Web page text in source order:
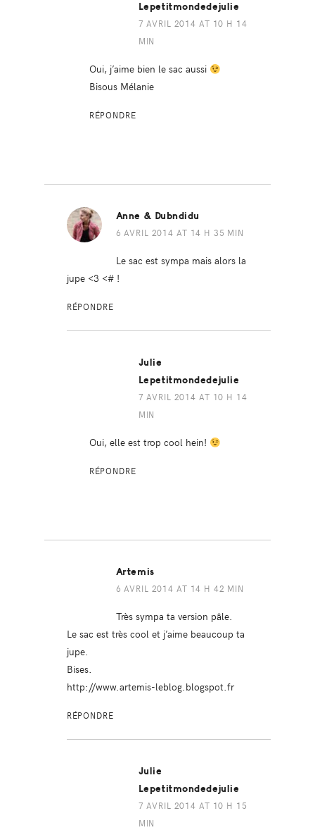
Lepetitmondedejulie
7 AVRIL 2014 AT 10 H 14
MIN
Oui, j’aime bien le sac aussi
Bisous Mélanie
RÉPONDRE
Anne & Dubndidu
6 AVRIL 2014 AT 14 H 35 MIN
Le sac est sympa mais alors la
jupe <3 <# !
RÉPONDRE
Julie
Lepetitmondedejulie
7 AVRIL 2014 AT 10 H 14
MIN
Oui, elle est trop cool hein!
RÉPONDRE
Artemis
6 AVRIL 2014 AT 14 H 42 MIN
Très sympa ta version pâle.
Le sac est très cool et j’aime beaucoup ta
jupe.
Bises.
http://www.artemis-leblog.blogspot.fr
RÉPONDRE
Julie
Lepetitmondedejulie
7 AVRIL 2014 AT 10 H 15
MIN